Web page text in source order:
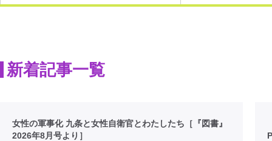
新着記事一覧
女性の軍事化 九条と女性自衛官とわたしたち［『図書』
2026年8月号より］